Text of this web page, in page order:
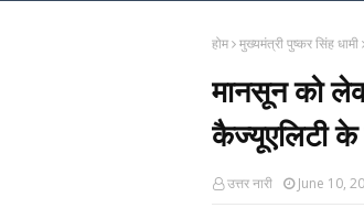
होम मुख्यमंत्री पुष्कर सिंह धामी
मानसून को
कैज्यूएलिटी के
उत्तर नारी June 10,